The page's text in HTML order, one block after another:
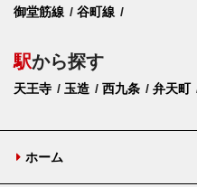
御堂筋線
谷町線
駅から探す
天王寺 玉造 西九条 弁天町
ホーム